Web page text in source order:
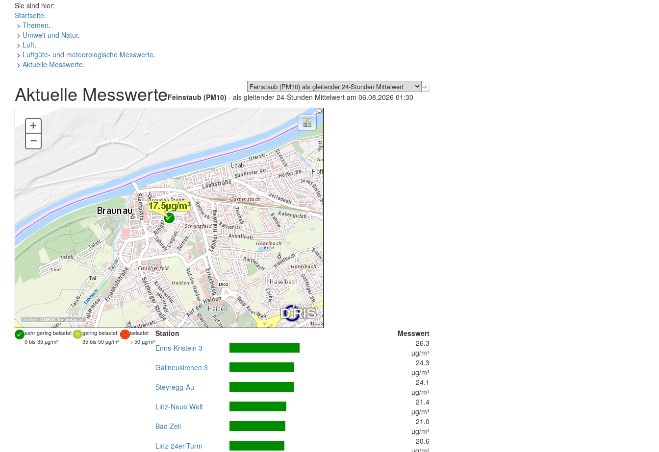
Sie sind hier:
Startseite.
> Themen.
> Umwelt und Natur.
> Luft.
> Luftgüte- und meteorologische Messwerte.
> Aktuelle Messwerte.
Aktuelle MesswerteFeinstaub (PM10) - als gleitender 24-Stunden Mittelwert am 06.08.2026 01:30
Quellen: DORIS, basemap.at
+
–
sehr gering belastet gering belastet
belastet
0 bis 35 µg/m³
35 bis 50 µg/m³ > 50 µg/m³
Station
Messwert
Enns-Kristein 3
26.3
µg/m³
Gallneukirchen 3
24.3
µg/m³
Steyregg-Au
24.1
µg/m³
Linz-Neue Welt
21.4
µg/m³
Bad Zell
21.0
µg/m³
Linz-24er-Turm
20.6